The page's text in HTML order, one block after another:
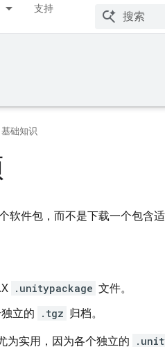
支持
基础知识
软件包，而不是下载一个包含
.unitypackage 文件。
立的
.tgz 归档。
为实用，因为各个独立的